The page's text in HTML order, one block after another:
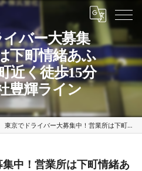
バー大募集
下町情緒あふ
近く徒歩15分
豊輝ライン
東京でドライバー大募集中！営業所は下町情緒あふれる門前仲町近く徒歩15分｜株式会社豊輝ライン
中！営業所は下町情緒あ